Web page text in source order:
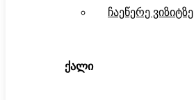
ჩაეწერე ვიზიტზე
ქალი